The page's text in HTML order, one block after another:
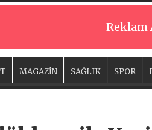
Reklam
MAGAZİN SAĞLIK SPOR